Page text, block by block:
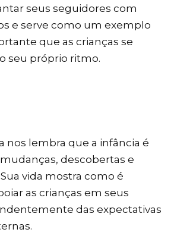
seus seguidores com
e serve como um exemplo
que as crianças se
seu próprio ritmo.
nos lembra que a infância é
descobertas e
vida mostra como é
as crianças em seus
das expectativas